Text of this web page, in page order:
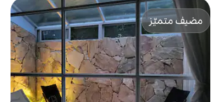
مضيف متميّز
مضيف متميّز